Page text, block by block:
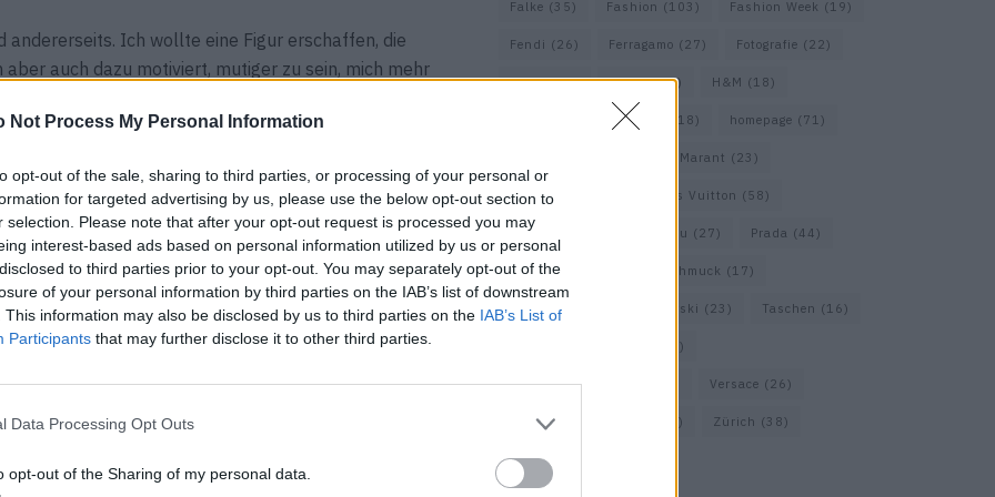
Not Process My Personal Information
opt-out of the sale, sharing to third parties, or processing of your personal or
for targeted advertising by us, please use the below opt-out section to
selection. Please note that after your opt-out request is processed you may
interest-based ads based on personal information utilized by us or personal
to third parties prior to your opt-out. You may separately opt-out of the
of your personal information by third parties on the IAB’s list of downstream
This information may also be disclosed by us to third parties on the IAB’s List of
Participants that may further disclose it to other third parties.
Data Processing Opt Outs
opt-out of the Sharing of my personal data.
andererseits. Ich wollte eine Figur erschaffen, die
auch dazu motiviert, mutiger zu sein, mich mehr
eine Figur, in der sich andere wiederfinden. Ursula
hat. Sie denkt nicht lange darüber nach, was zu
gut anfühlt, macht sie es einfach. Die Idee war es,
offen ist. Sie verkörpert Mut und
ich zögere oder unsicher bin, frage ich mich oft:
optimistische Grundeinstellung. Natürlich gibt es
Aber ich bleibe nicht lange in dieser Emotion
lösen? Und was kann ich daraus lernen? Ich glaube
es einen guten Grund dafür gibt, warum sie nicht
ein sehr aktiver. Ich bin gern im Driver’s Seat!
Falke (35) Fashion (103) Fashion Week (19)
Fendi (26) Ferragamo (27) Fotografie (22)
Gucci(69) Guess(17) H&M (18)
Hermès (18) homepage (71)
Isabel Marant (23)
Jimmy Choo Louis Vuitton (58)
Max Mara Miu Miu (27) Prada (44)
Saint Laurent Schmuck (17)
Sportmax Swarovski (23) Taschen (16)
(33)
Vacheron Constantin Versace (26)
Wolford (18) Zürich (38)